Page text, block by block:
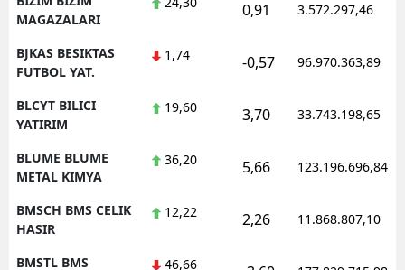
MAGAZALARI
0,91 3.572.297,46
BJKAS BESIKTAS
FUTBOL YAT.
1,74 -0,57 96.970.363,89
BLCYT BILICI
YATIRIM
19,60 3,70 33.743.198,65
BLUME BLUME
METAL KIMYA
36,20 5,66 123.196.696,84
BMSCH BMS CELIK
HASIR
12,22 2,26 11.868.807,10
BMSTL BMS
46,66